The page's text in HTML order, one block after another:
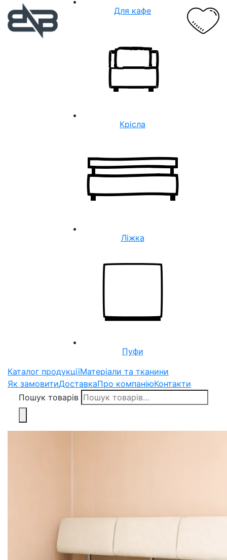
Для кафе
Крісла
Ліжка
Пуфи
Каталог продукціїМатеріали та тканини
Як замовитиДоставкаПро компаніюКонтакти
Пошук товарів